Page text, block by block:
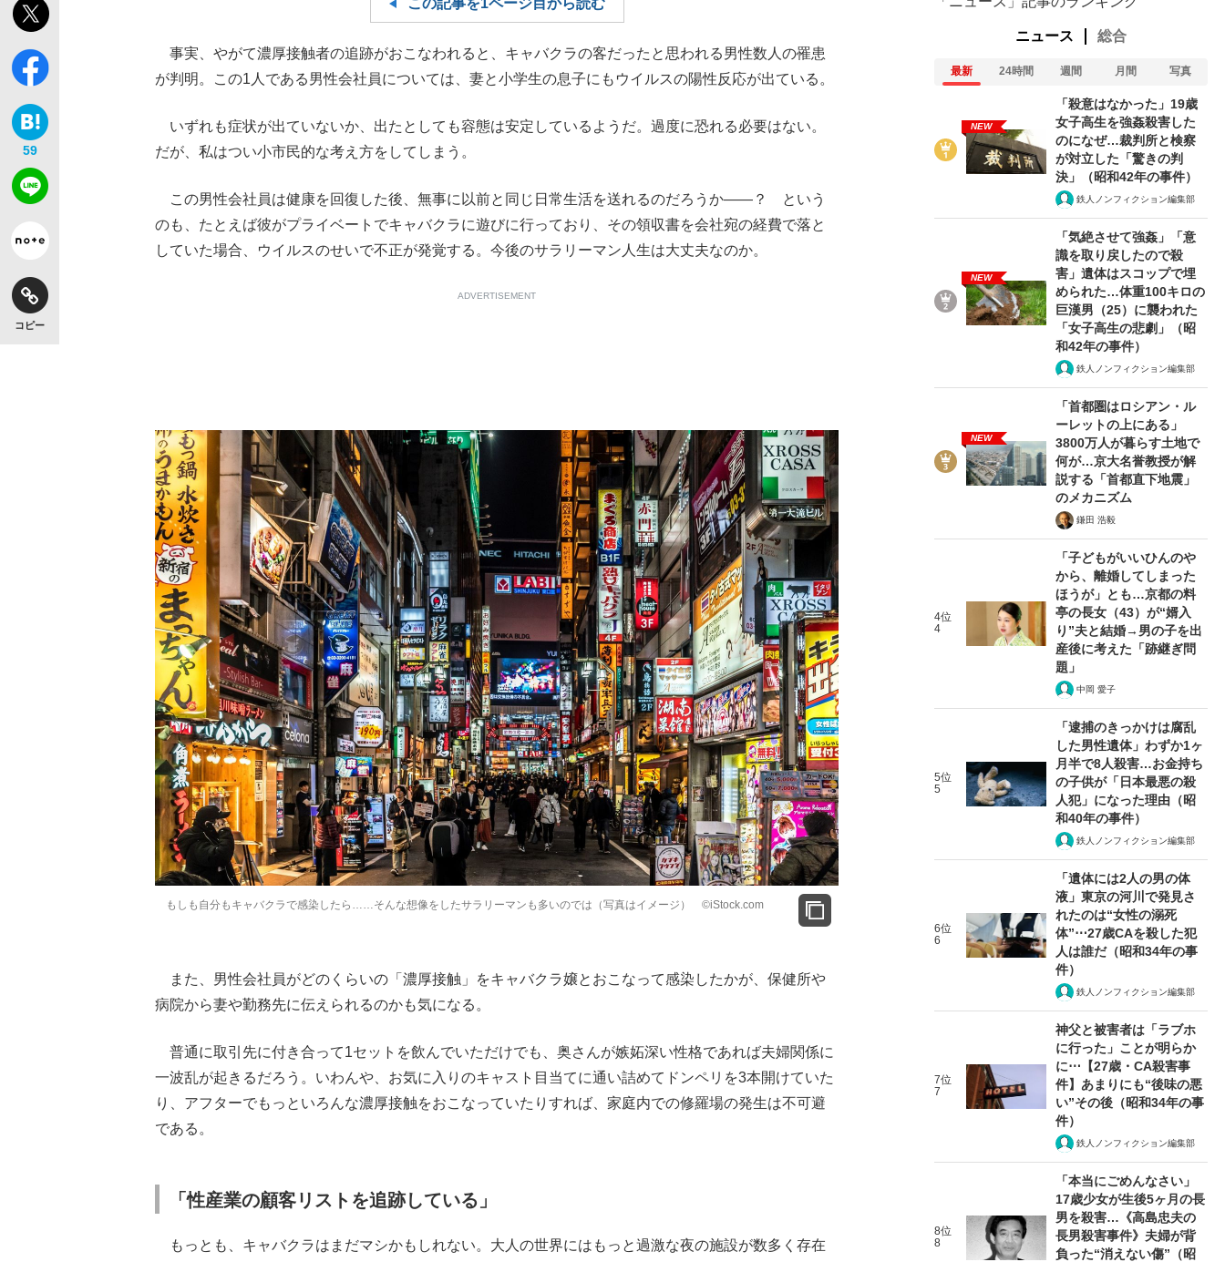
もっと見る
59
コピー
この記事を1ページ目から読む
事実、やがて濃厚接触者の追跡がおこなわれると、キャバクラの客だったと思われる男性数人の罹患
が判明。この1人である男性会社員については、妻と小学生の息子にもウイルスの陽性反応が出ている。
いずれも症状が出ていないか、 出たとしても容態は安定しているようだ。過度に恐れる必要はない。
だが、私はつい小市民的な考え方をしてしまう。
この男性会社員は健康を回復した後、 無事に以前と同じ日常生活を送れるのだろうか――？ という
のも、 たとえば彼がプライベートでキャバクラに遊びに行っており、 その領収書を会社宛の経費で落と
していた場合、
ウイルスのせいで不正が発覚する。今後のサラリーマン人生は大丈夫なのか。
ADVERTISEMENT
もしも自分もキャバクラで感染したら……そんな想像をしたサラリーマンも多いのでは（写真はイメージ） ©iStock.com
また、男性会社員がどのくらいの「濃厚接触」をキャバクラ嬢とおこなって感染したかが、保健所や
病院から妻や勤務先に伝えられるのかも気になる。
普通に取引先に付き合って1セットを飲んでいただけでも、奥さんが嫉妬深い性格であれば夫婦関係に
一波乱が起きるだろう。いわんや、お気に入りのキャスト目当てに通い詰めてドンペリを3本開けていた
り、アフターでもっといろんな濃厚接触をおこなっていたりすれば、家庭内での修羅場の発生は不可避
である。
「性産業の顧客リストを追跡している」
もっとも、キャバクラはまだマシかもしれない。大人の世界にはもっと過激な夜の施設が数多く存在
ニュース 総合
最新 24時間 週間 月間 写真
NEW
「殺意はなかった」19歳
女子高生を強姦殺害した
のになぜ…裁判所と検察
が対立した「驚きの判
決」（昭和42年の事件）
鉄人ノンフィクション編集部
NEW
「気絶させて強姦」「意
識を取り戻したので殺
害」遺体はスコップで埋
められた…体重100キロの
巨漢男（25）に襲われた
「女子高生の悲劇」（昭
和42年の事件）
鉄人ノンフィクション編集部
NEW
「首都圏はロシアン・ル
ーレットの上にある」
3800万人が暮らす土地で
何が…京大名誉教授が解
説する「首都直下地震」
のメカニズム
鎌田 浩毅
4位
4
「子どもがいいひんのや
から、離婚してしまった
ほうが」とも…京都の料
亭の長女（43）が“婿入
り”夫と結婚→男の子を出
産後に考えた「跡継ぎ問
題」
中岡 愛子
5位
5
「逮捕のきっかけは腐乱
した男性遺体」わずか1ヶ
月半で8人殺害…お金持ち
の子供が「日本最悪の殺
人犯」になった理由（昭
和40年の事件）
鉄人ノンフィクション編集部
6位
6
「遺体には2人の男の体
液」東京の河川で発見さ
れたのは“女性の溺死
体”⋯27歳CAを殺した犯
人は誰だ（昭和34年の事
件）
鉄人ノンフィクション編集部
7位
7
神父と被害者は「ラブホ
に行った」ことが明らか
に⋯【27歳・CA殺害事
件】あまりにも“後味の悪
い”その後（昭和34年の事
件）
鉄人ノンフィクション編集部
8位
8
「本当にごめんなさい」
17歳少女が生後5ヶ月の長
男を殺害…《高島忠夫の
長男殺害事件》夫婦が背
負った“消えない傷”（昭